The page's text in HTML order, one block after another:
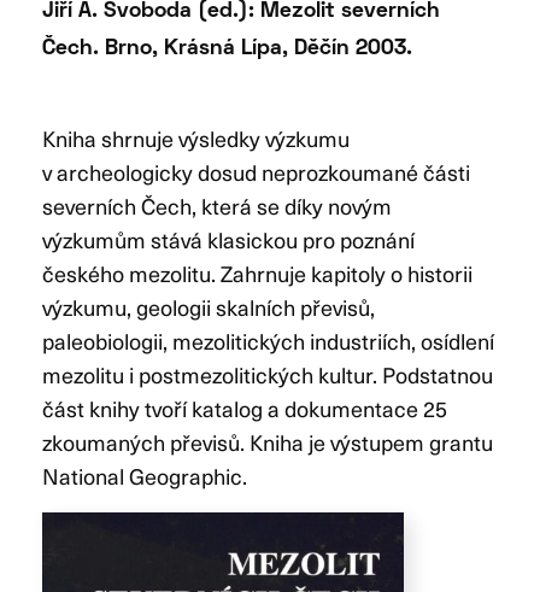
Jiří A. Svoboda (ed.): Mezolit severních
Čech. Brno, Krásná Lípa, Děčín 2003.
Kniha shrnuje výsledky výzkumu
v archeologicky dosud neprozkoumané části
severních Čech, která se díky novým
výzkumům stává klasickou pro poznání
českého mezolitu. Zahrnuje kapitoly o historii
výzkumu, geologii skalních převisů,
paleobiologii, mezolitických industriích, osídlení
mezolitu i postmezolitických kultur. Podstatnou
část knihy tvoří katalog a dokumentace 25
zkoumaných převisů. Kniha je výstupem grantu
National Geographic.